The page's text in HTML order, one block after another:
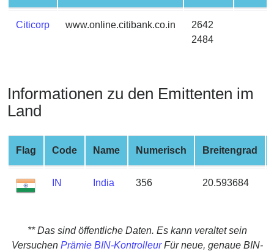
Generate
Credit
Credit
Card
Checker
Service
What
is
My
Address
?
Citicorp www.online.citibank.co.in
2642
2484
Informationen zu den Emittenten im
Land
Flag Code Name Numerisch Breitengrad
IN India 356 20.593684
** Das sind öffentliche Daten. Es kann veraltet sein
Versuchen Prämie BIN-KontrolleurFür neue, genaue BIN-